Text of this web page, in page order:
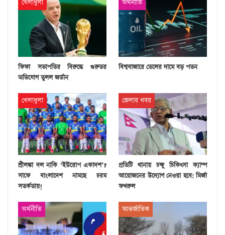
খেলাধুলা
ফিফা সভাপতির বিরুদ্ধে গুরুতর
অভিযোগ তুলল জর্ডান
অর্থনীতি
বিশ্ববাজারে তেলের দামে বড় পতন
খেলাধুলা
শ্রীলঙ্কা দল নাকি ‘ইউরোপ একাদশ’?
সাফে বাংলাদেশ নামছে চরম
সতর্কতায়!
জেলার খবর
প্রতিটি থানায় চক্ষু চিকিৎসা ক্যাম্প
আয়োজনের উদ্যোগ নেওয়া হবে: মির্জা
ফখরুল
অর্থনীতি আন্তর্জাতিক